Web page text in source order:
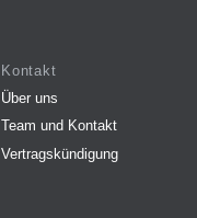
Kontakt
Über uns
Team und Kontakt
Vertragskündigung